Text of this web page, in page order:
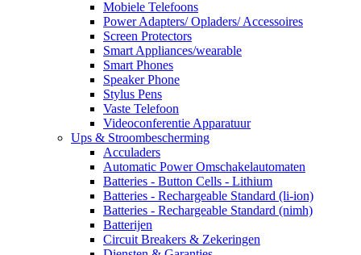
Mobiele Telefoons
Power Adapters/ Opladers/ Accessoires
Screen Protectors
Smart Appliances/wearable
Smart Phones
Speaker Phone
Stylus Pens
Vaste Telefoon
Videoconferentie Apparatuur
Ups & Stroombescherming
Acculaders
Automatic Power Omschakelautomaten
Batteries - Button Cells - Lithium
Batteries - Rechargeable Standard (li-ion)
Batteries - Rechargeable Standard (nimh)
Batterijen
Circuit Breakers & Zekeringen